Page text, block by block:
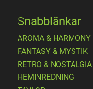
Snabblänkar
AROMA & HARMONY
FANTASY & MYSTIK
RETRO & NOSTALGIA
HEMINREDNING